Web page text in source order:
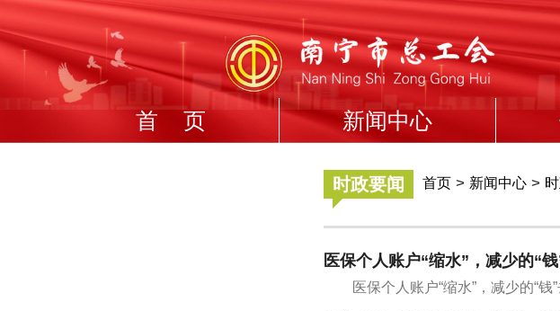
首 页 新闻中心
时政要闻 首页 > 新闻中心 >
医保个人账户“缩水”，减少的“
医保个人账户“缩水”，减少的“